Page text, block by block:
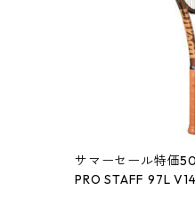
サマーセール特価
PRO STAFF 97L